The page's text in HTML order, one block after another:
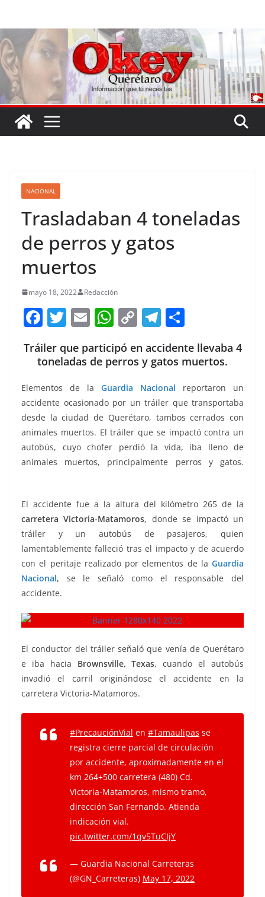
contenido
NACIONAL
Trasladaban 4 toneladas
de perros y gatos
muertos
mayo 18, 2022 Redacción
F
c
e
b
o
o
k
T
itt
er
E
ai
l
W
at
s
A
p
p
C
p
y
Li
n
k
T
e
gr
a
m
ar
e
Tráiler que participó en accidente llevaba 4
toneladas de perros y gatos muertos.
Elementos de la Guardia Nacional reportaron un
accidente ocasionado por un tráiler que transportaba
desde la ciudad de Querétaro, tambos cerrados con
animales muertos. El tráiler que se impactó contra un
autobús, cuyo chofer perdió la vida, iba lleno de
animales muertos, principalmente perros y gatos.
El accidente fue a la altura del kilómetro 265 de la
carretera Victoria-Matamoros, donde se impactó un
tráiler y un autobús de pasajeros, quien
lamentablemente falleció tras el impacto y de acuerdo
con el peritaje realizado por elementos de la Guardia
Nacional, se le señaló como el responsable del
accidente.
El conductor del tráiler señaló que venía de Querétaro
e iba hacia Brownsville, Texas, cuando el autobús
invadió el carril originándose el accidente en la
carretera Victoria-Matamoros.
#PrecauciónVial en #Tamaulipas se
registra cierre parcial de circulación
por accidente, aproximadamente en el
km 264+500 carretera (480) Cd.
Victoria-Matamoros, mismo tramo,
dirección San Fernando. Atienda
indicación vial.
pic.twitter.com/1qv5TuCIjY
— Guardia Nacional Carreteras
(@GN_Carreteras) May 17, 2022